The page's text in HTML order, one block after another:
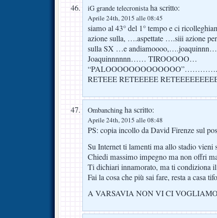
iG grande telecronistaha scritto:
Aprile 24th, 2015 alle 08:45
siamo al 43° del 1° tempo e ci
azione sulla, ….aspettate ….siii azione
sulla SX …e
Joaquinnnnnn…… TIROOOOO…
RETEEE RETEEEEE
Ombanching ha scritto:
Aprile 24th, 2015 alle 08:48
PS: copia incollo da David Firenze sul
Su Internet ti lamenti ma allo stadio vieni
Chiedi massimo impegno ma non offri
Ti dichiari innamorato, ma ti condiziona
Fai la cosa che più sai fare, resta a casa
A VARSAVIA NON VI CI